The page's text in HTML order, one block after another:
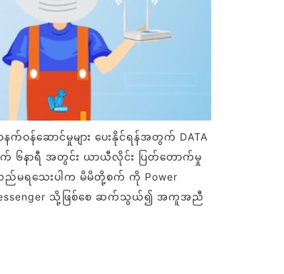
နက်ဝန်ဆောင်မှုများ ပေးနိုင်ရန်အတွက် DATA
နံနက် ၆နာရီ အတွင်း ယာယီလိုင်း ပြတ်တောက်မှု
လည်မရသေးပါက မိမိတို့စက် ကို Power
Messenger သို့ဖြစ်စေ ဆက်သွယ်၍ အကူအညီ